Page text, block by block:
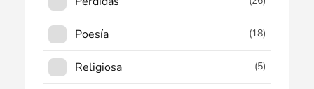
Poesía (18)
Religiosa (5)